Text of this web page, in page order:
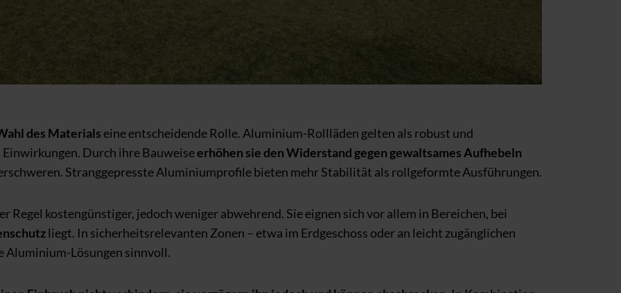
des Materials eine entscheidende Rolle. Aluminium-Rollläden gelten als robust und
Durch ihre Bauweiseerhöhen sie den Widerstand gegen gewaltsames Aufhebeln
Stranggepresste Aluminiumprofile bieten mehr Stabilität als rollgeformte Ausführungen.
Regel kostengünstiger, jedoch weniger abwehrend. Sie eignen sich vor allem in Bereichen, bei
liegt. In sicherheitsrelevanten Zonen – etwa im Erdgeschoss oder an leicht zugänglichen
Aluminium-Lösungen sinnvoll.